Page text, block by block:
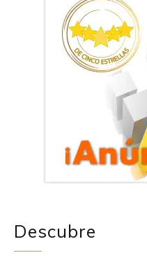
Descubre